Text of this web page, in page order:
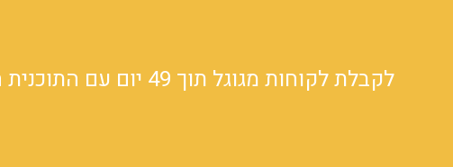
לקבלת לקוחות מגוגל תוך 49 יום עם התוכנית הכי נושכת ברשת